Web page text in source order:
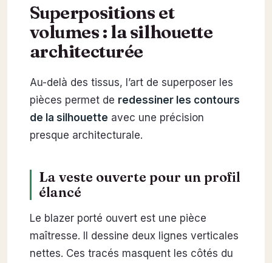
Superpositions et
volumes : la silhouette
architecturée
Au-delà des tissus, l’art de superposer les
pièces permet de redessiner les contours
de la silhouette avec une précision
presque architecturale.
La veste ouverte pour un profil
élancé
Le blazer porté ouvert est une pièce
maîtresse. Il dessine deux lignes verticales
nettes. Ces tracés masquent les côtés du